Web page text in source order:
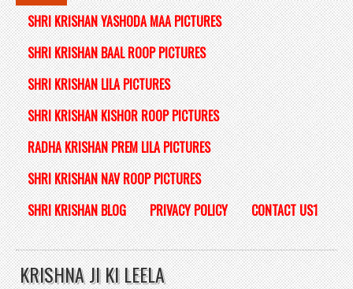
SHRI KRISHAN YASHODA MAA PICTURES
SHRI KRISHAN BAAL ROOP PICTURES
SHRI KRISHAN LILA PICTURES
SHRI KRISHAN KISHOR ROOP PICTURES
RADHA KRISHAN PREM LILA PICTURES
SHRI KRISHAN NAV ROOP PICTURES
SHRI KRISHAN BLOG
PRIVACY POLICY CONTACT US1
KRISHNA JI KI LEELA